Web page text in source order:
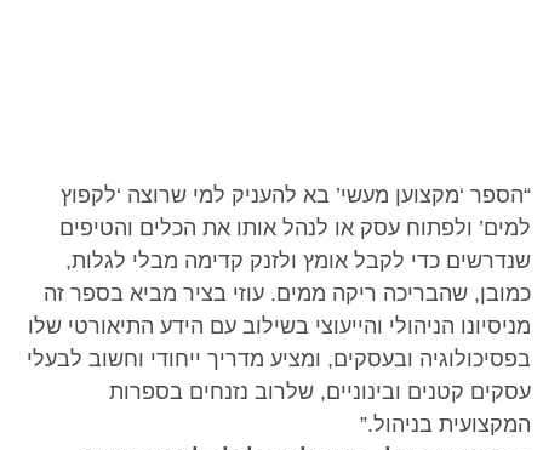
“הספר ‘מקצוען מעשי’ בא להעניק למי שרוצה ‘לקפוץ
למים’ ולפתוח עסק או לנהל אותו את הכלים והטיפים
שנדרשים כדי לקבל אומץ ולזנק קדימה מבלי לגלות,
כמובן, שהבריכה ריקה ממים. עוזי בציר מביא בספר זה
מניסיונו הניהולי והייעוצי בשילוב עם הידע התיאורטי שלו
בפסיכולוגיה ובעסקים, ומציע מדריך ייחודי וחשוב לבעלי
עסקים קטנים ובינוניים, שלרוב נזנחים בספרות
המקצועית בניהול.”